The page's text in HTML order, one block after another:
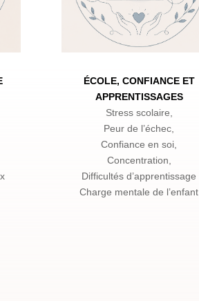
ÉCOLE, CONFIANCE ET
APPRENTISSAGES
Stress scolaire,
Peur de l’échec,
Confiance en soi,
Concentration,
Difficultés d’apprentissage
Charge mentale de l’enfant